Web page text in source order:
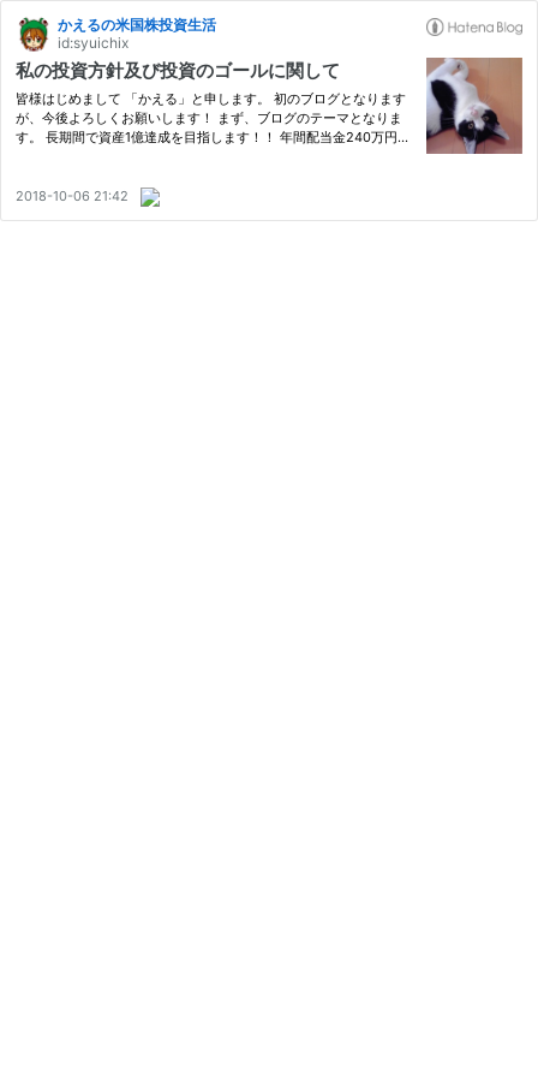
かえるの米国株投資生活
id:syuichix
私の投資方針及び投資のゴールに関して
皆様はじめまして 「かえる」と申します。 初のブログとなります
が、今後よろしくお願いします！ まず、ブログのテーマとなりま
す。 長期間で資産1億達成を目指します！！ 年間配当金240万円を
売…
2018-10-06 21:42